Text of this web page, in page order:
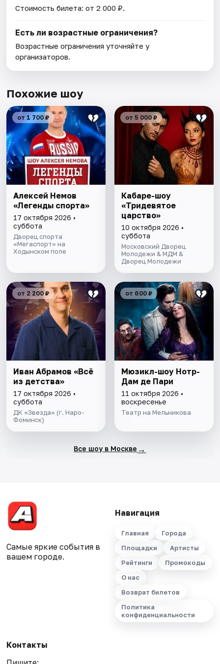
Стоимость билета: от 2 000 ₽.
Есть ли возрастные ограничения?
Возрастные ограничения уточняйте у
организаторов.
Похожие шоу
от 1 700 ₽
Алексей Немов
«Легенды спорта»
17 октября 2026 •
суббота
Дворец спорта
«Мегаспорт» на
Ходынском поле
от 5 000 ₽
Кабаре-шоу
«Тридевятое
царство»
10 октября 2026 •
суббота
Московский Дворец
Молодежи & МДМ &
Дворец Молодежи
от 2 200 ₽
Иван Абрамов «Всё
из детства»
17 октября 2026 •
суббота
ДК «Звезда» (г. Наро-
Фоминск)
от 600 ₽
Мюзикл-шоу Нотр-
Дам де Пари
11 октября 2026 •
воскресенье
Театр на Мельникова
Все шоу в Москве →
Самые яркие события в
вашем городе.
Навигация
Главная
Города
Площадки
Артисты
Рейтинги
Промокоды
О нас
Возврат билетов
Политика
конфиденциальности
Контакты